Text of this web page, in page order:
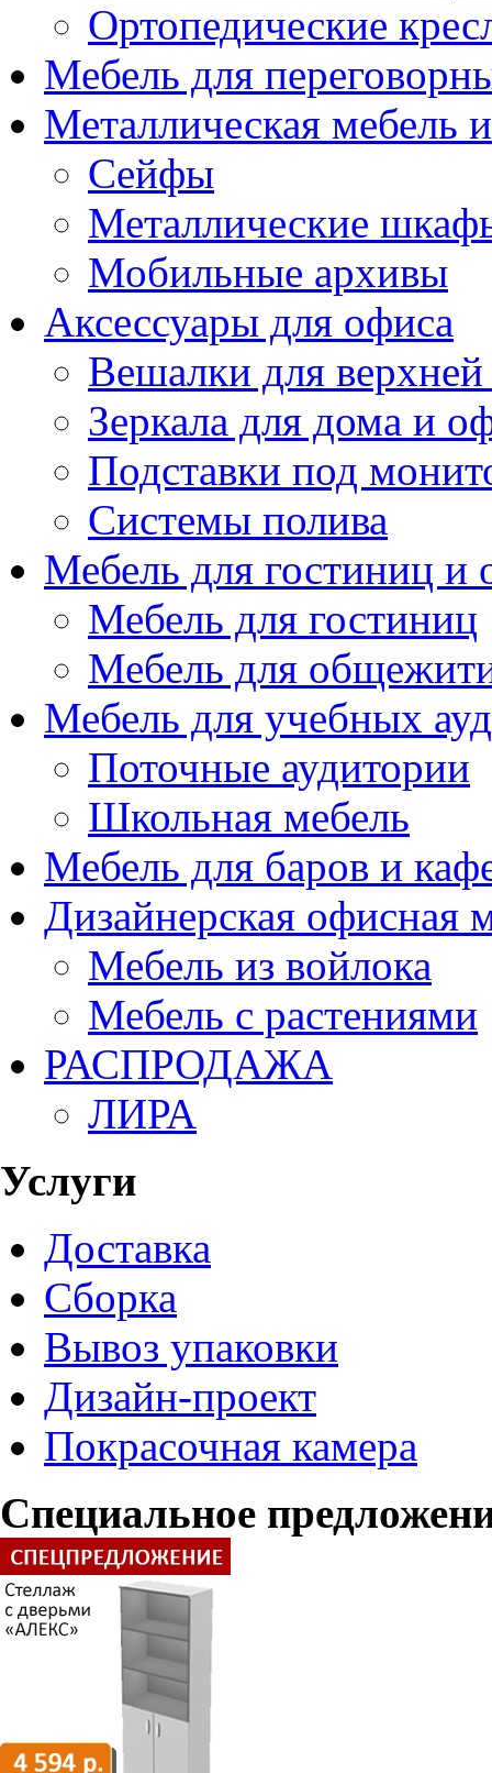
Ортопедические
Мебель для
Металлическая мебель
Сейфы
Металлические
Мобильные архивы
Аксессуары для офиса
Вешалки для
Зеркала для дома и
Подставки под
Системы полива
Мебель для гостиниц
Мебель для гостиниц
Мебель для
Мебель для учебных
Поточные аудитории
Школьная мебель
Мебель для баров и
Дизайнерская офисная
Мебель из войлока
Мебель с растениями
РАСПРОДАЖА
ЛИРА
Услуги
Доставка
Сборка
Вывоз упаковки
Дизайн-проект
Покрасочная камера
Специальное